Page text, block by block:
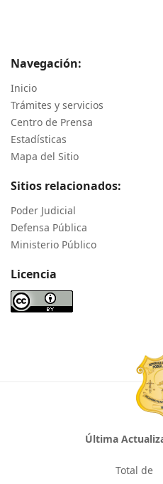
Navegación:
Inicio
Trámites y servicios
Centro de Prensa
Estadísticas
Mapa del Sitio
Sitios relacionados:
Poder Judicial
Defensa Pública
Ministerio Público
Licencia
Última
Total de